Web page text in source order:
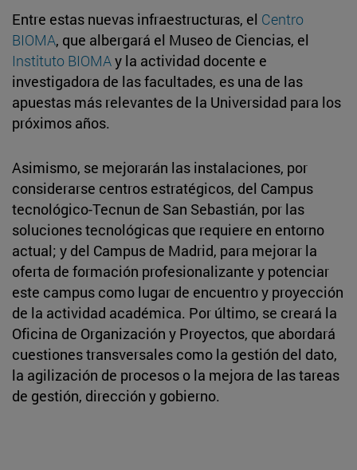
Entre estas nuevas infraestructuras, el Centro
BIOMA, que albergará el Museo de Ciencias, el
Instituto BIOMAy la actividad docente e
investigadora de las facultades, es una de las
apuestas más relevantes de la Universidad para los
próximos años.
Asimismo, se mejorarán las instalaciones, por
considerarse centros estratégicos, del Campus
tecnológico-Tecnun de San Sebastián, por las
soluciones tecnológicas que requiere en entorno
actual; y del Campus de Madrid, para mejorar la
oferta de formación profesionalizante y potenciar
este campus como lugar de encuentro y proyección
de la actividad académica. Por último, se creará la
Oficina de Organización y Proyectos, que abordará
cuestiones transversales como la gestión del dato,
la agilización de procesos o la mejora de las tareas
de gestión, dirección y gobierno.